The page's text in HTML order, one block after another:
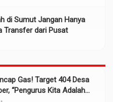
di Sumut Jangan Hanya
Transfer dari Pusat
Gas! Target 404 Desa
“Pengurus Kita Adalah